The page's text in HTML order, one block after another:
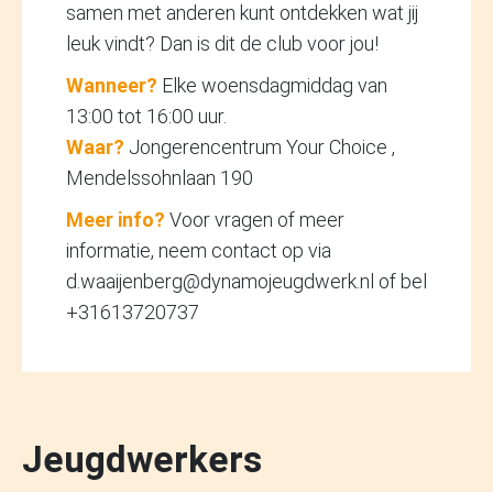
samen met anderen kunt ontdekken wat jij
leuk vindt? Dan is dit de club voor jou!
Wanneer? Elke woensdagmiddag van
13:00 tot 16:00 uur.
Waar? Jongerencentrum Your Choice ,
Mendelssohnlaan 190
Meer info? Voor vragen of meer
informatie, neem contact op via
d.waaijenberg@dynamojeugdwerk.nl of bel
+31613720737
Jeugdwerkers